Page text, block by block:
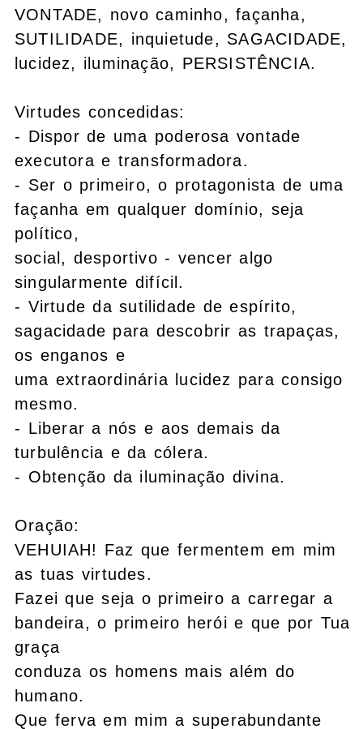
VONTADE, novo caminho, façanha,
SUTILIDADE, inquietude, SAGACIDADE,
lucidez, iluminação, PERSISTÊNCIA.
Virtudes concedidas:
- Dispor de uma poderosa vontade
executora e transformadora.
- Ser o primeiro, o protagonista de uma
façanha em qualquer domínio, seja
político,
social, desportivo - vencer algo
singularmente difícil.
- Virtude da sutilidade de espírito,
sagacidade para descobrir as trapaças,
os enganos e
uma extraordinária lucidez para consigo
mesmo.
- Liberar a nós e aos demais da
turbulência e da cólera.
- Obtenção da iluminação divina.
Oração:
VEHUIAH! Faz que fermentem em mim
as tuas virtudes.
Fazei que seja o primeiro a carregar a
bandeira, o primeiro herói e que por Tua
graça
conduza os homens mais além do
humano.
Que ferva em mim a superabundante